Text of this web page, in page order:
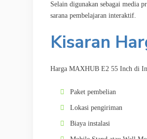
Selain digunakan sebagai media
sarana pembelajaran interaktif.
Kisaran
Harga MAXHUB E2 55 Inch di
Paket pembelian
Lokasi pengiriman
Biaya instalasi